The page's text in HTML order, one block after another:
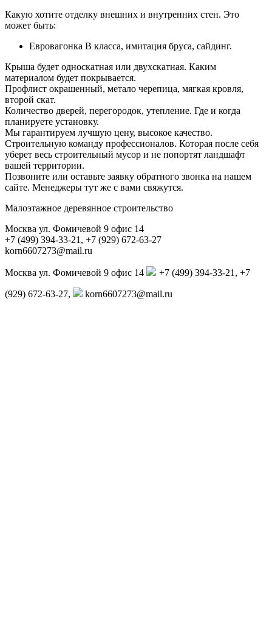
Какую хотите отделку внешних и внутренних стен. Это
может быть:
Евровагонка В класса, имитация бруса, сайдинг.
Крыша будет односкатная или двухскатная. Каким
материалом будет покрывается.
Профлист окрашенный, метало черепица, мягкая кровля,
второй скат.
Количество дверей, перегородок, утепление. Где и когда
планируете установку.
Мы гарантируем лучшую цену, высокое качество.
Строительную команду профессионалов. Которая после себя
уберет весь строительный мусор и не попортят ландшафт
вашей территории.
Позвоните или оставьте заявку обратного звонка на нашем
сайте. Менеджеры тут же с вами свяжутся.
Малоэтажное деревянное строительство
Москва ул. Фомичевой 9 офис 14
+7 (499) 394-33-21, +7 (929) 672-63-27
korn6607273@mail.ru
Москва ул. Фомичевой 9 офис 14 +7 (499) 394-33-21, +7
(929) 672-63-27, korn6607273@mail.ru